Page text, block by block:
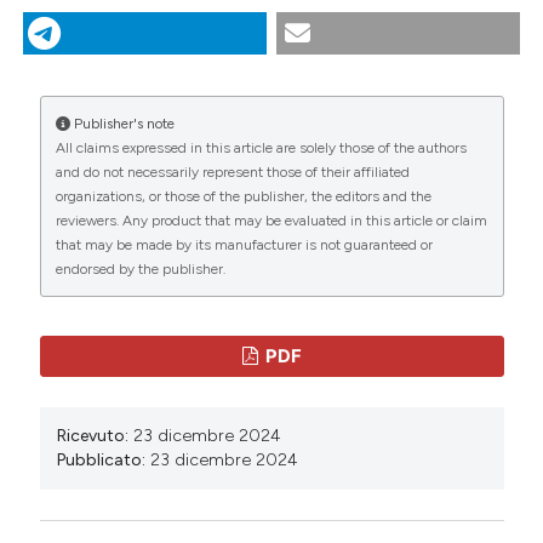
was made.
Entomologica Italiana
(3), 133-143.
https://doi.org/10.4081/bollettinosei.2024.133
Copyright (c) 2024 Bollettino della Società
Entomologica Italiana
Questo volume è pubblicato con la licenzaCreative
Commons Attribuzione - Non commerciale 4.0
Gli autori che pubblicano su questa rivista accettano
le seguenti condizioni:
gli autori mantengono i diritti sulla loro opera e
cedono alla rivista il diritto di prima
Publisher's note
All claims expressed in this article are solely those of the authors
and do not necessarily represent those of their affiliated
organizations, or those of the publisher, the editors and the
reviewers. Any product that may be evaluated in this article or claim
that may be made by its manufacturer is not guaranteed or
endorsed by the publisher.
PDF
Ricevuto: 23 dicembre 2024
Pubblicato: 23 dicembre 2024